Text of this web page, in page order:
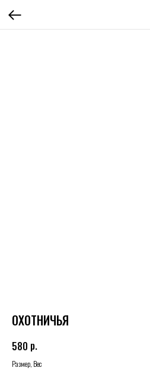
ОХОТНИЧЬЯ
580 р.
Размер, Вес